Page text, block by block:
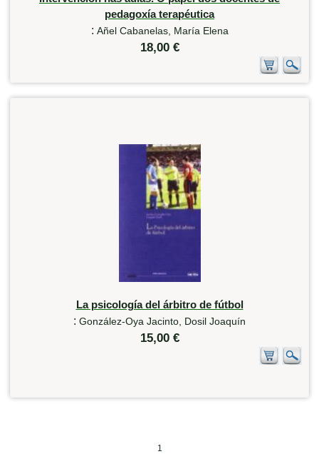
pedagoxía terapéutica
: Añel Cabanelas, María Elena
18,00 €
La psicología del árbitro de fútbol
: González-Oya Jacinto, Dosil Joaquín
15,00 €
1